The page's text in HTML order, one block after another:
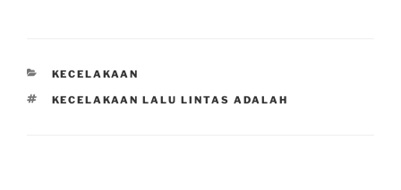
CATEGORIES
KECELAKAAN
TAGS
KECELAKAAN LALU LINTAS ADALAH